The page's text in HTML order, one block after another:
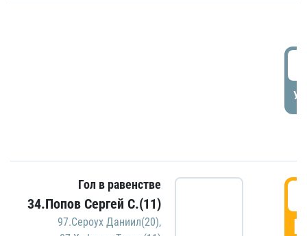
Гол в равенстве
34.Попов Сергей С.(11)
97.Сероух Даниил(20),